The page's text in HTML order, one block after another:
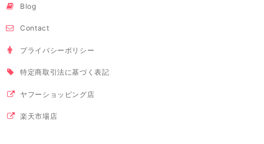
Blog
Contact
プライバシーポリシー
特定商取引法に基づく表記
ヤフーショッピング店
楽天市場店